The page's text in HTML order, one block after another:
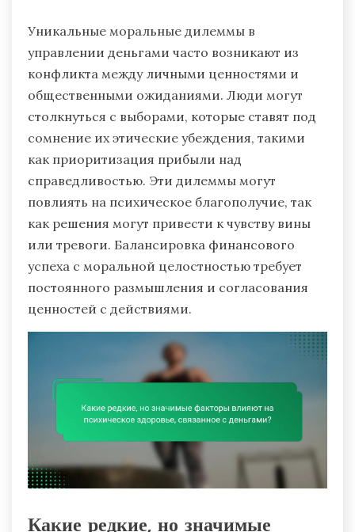
Уникальные моральные дилеммы в
управлении деньгами часто возникают из
конфликта между личными ценностями и
общественными ожиданиями. Люди могут
столкнуться с выборами, которые ставят под
сомнение их этические убеждения, такими
как приоритизация прибыли над
справедливостью. Эти дилеммы могут
повлиять на психическое благополучие, так
как решения могут привести к чувству вины
или тревоги. Балансировка финансового
успеха с моральной целостностью требует
постоянного размышления и согласования
ценностей с действиями.
Какие редкие, но значимые